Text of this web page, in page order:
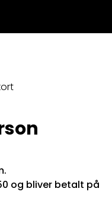
og bliver betalt på